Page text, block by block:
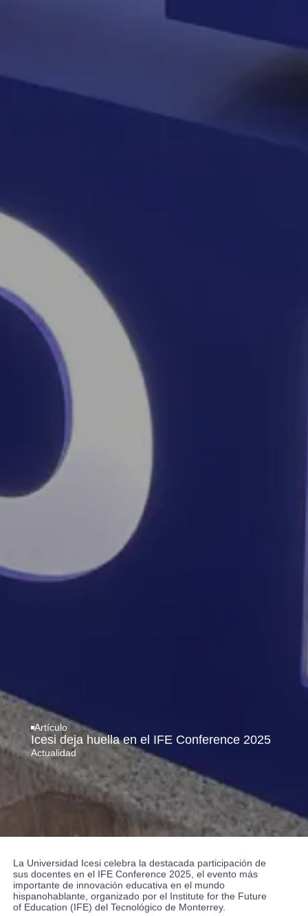
Artículo
Icesi deja huella en el IFE Conference 2025
Actualidad
La Universidad Icesi celebra la destacada participación de
sus docentes en el IFE Conference 2025, el evento más
importante de innovación educativa en el mundo
hispanohablante, organizado por el Institute for the Future
of Education (IFE) del Tecnológico de Monterrey.